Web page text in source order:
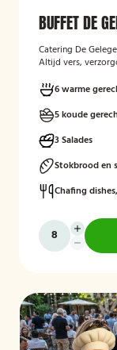
BUFFET DE
Catering De
Altijd vers,
6 warme
5 koude
3 Salades
Stokbrood en
Chafing